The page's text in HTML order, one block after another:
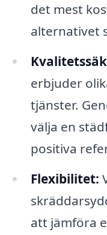
det mest
alternativet
erbjuder
tjänster.
välja en
positiva
Flexibilitet:
att jämföra